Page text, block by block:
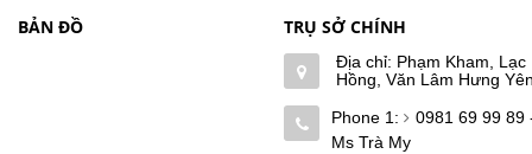
BẢN ĐỒ TRỤ SỞ CHÍNH
Địa chỉ: Phạm Kham, Lạc
Hồng, Văn Lâm Hưng
Phone 1:
0981 69 99 89
Ms Trà My